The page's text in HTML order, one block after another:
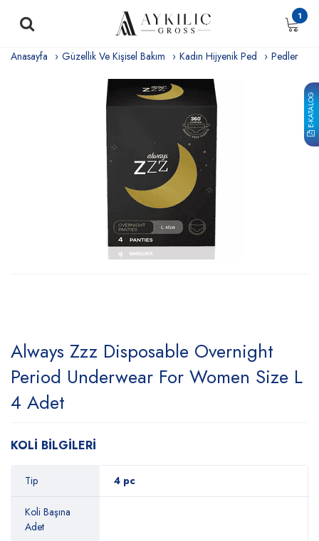
E-KATALOG
1
Anasayfa Güzellik Ve Kişisel Bakım Kadın Hijyenik Ped Pedler
Always Zzz Disposable Overnight
Period Underwear For Women Size L
4 Adet
KOLİ BİLGİLERİ
Tip 4 pc
Koli Başına
Adet